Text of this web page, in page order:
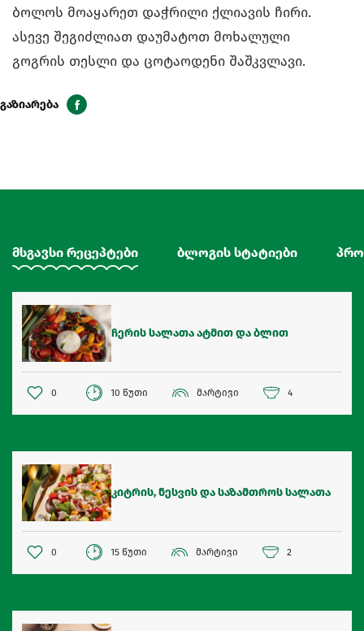
ბოლოს მოაყარეთ დაჭრილი ქლიავის ჩირი.
ასევე შეგიძლიათ დაუმატოთ მოხალული
გოგრის თესლი და ცოტაოდენი შაშკვლავი.
გაზიარება
მსგავსი რეცეპტები ბლოგის სტატიები
ჩერის სალათა ატმით და ბლით
0 10 წუთი მარტივი 4
კიტრის, ნესვის და საზამთროს სალათა
0 15 წუთი მარტივი 2